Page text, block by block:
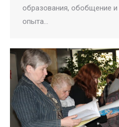
образования, обобщение и
опыта…